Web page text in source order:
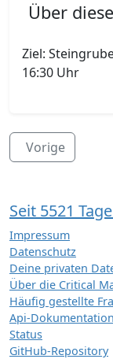
Über
Ziel:
16:30 Uhr
Vorige
Seit 5521
Impressum
Datenschutz
Deine privaten
Über die Critical
Häufig gestellte
Api-Dokumentation
Status
GitHub-Repository